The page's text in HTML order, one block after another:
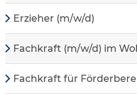
Erzieher (m/w/d)
Fachkraft (m/w/d) im
Fachkraft für